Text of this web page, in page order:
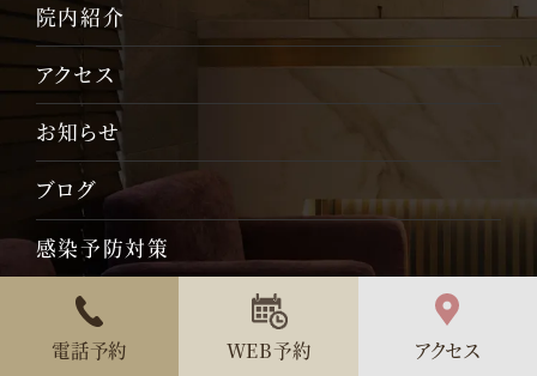
院内紹介
アクセス
お知らせ
ブログ
感染予防対策
診療内容
セラミック治療
虫歯治療
電話予約 WEB予約 アクセス